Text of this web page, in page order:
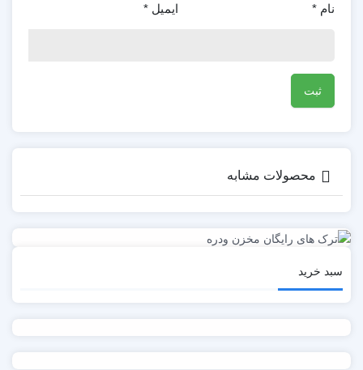
نام * ایمیل *
محصولات مشابه
سبد خرید